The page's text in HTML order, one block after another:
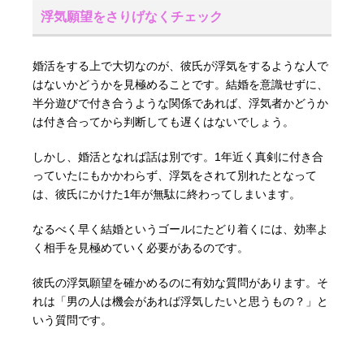
浮気願望をさりげなくチェック
婚活をする上で大切なのが、彼氏が浮気をするような人で
はないかどうかを見極めることです。結婚を意識せずに、
半分遊びで付き合うような関係であれば、浮気者かどうか
は付き合ってから判断しても遅くはないでしょう。
しかし、婚活となれば話は別です。1年近く真剣に付き合
っていたにもかかわらず、浮気をされて別れたとなって
は、彼氏にかけた1年が無駄に終わってしまいます。
なるべく早く結婚というゴールにたどり着くには、効率よ
く相手を見極めていく必要があるのです。
彼氏の浮気願望を確かめるのに有効な質問があります。そ
れは「男の人は機会があれば浮気したいと思うもの？」と
いう質問です。